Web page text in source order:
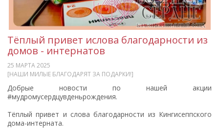
Тёплый привет ислова благодарности из
домов - интернатов
25 МАРТА 2025
[НАШИ МИЛЫЕ БЛАГОДАРЯТ ЗА ПОДАРКИ!]
Добрые новости по нашей акции
#мудромусердцувденьрождения.
Тёплый привет и слова благодарности из Кингисеппского
дома-интерната.